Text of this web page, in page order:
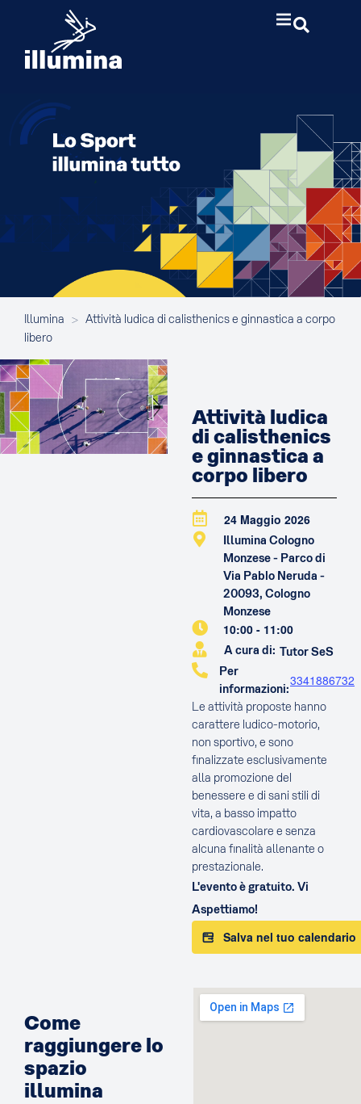
Illumina > Attività ludica di calisthenics e ginnastica a corpo
libero
Attività ludica
di calisthenics
e ginnastica a
corpo libero
24 Maggio 2026
Illumina Cologno
Monzese - Parco di
Via Pablo Neruda -
20093, Cologno
Monzese
10:00 - 11:00
A cura di: Tutor SeS
Per
informazioni:
3341886732
Le attività proposte hanno
carattere ludico-motorio,
non sportivo, e sono
finalizzate esclusivamente
alla promozione del
benessere e di sani stili di
vita, a basso impatto
cardiovascolare e senza
alcuna finalità allenante o
prestazionale.
L'evento è gratuito. Vi
Aspettiamo!
Salva nel tuo calendario
Come
raggiungere lo
spazio
illumina